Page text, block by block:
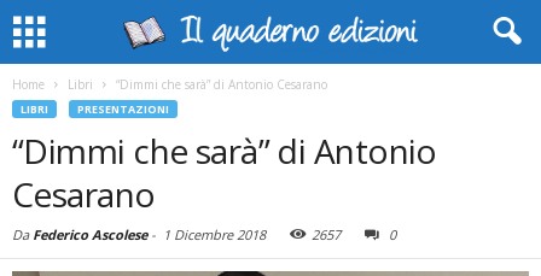
Home Libri “Dimmi che sarà” di Antonio Cesarano
LIBRI PRESENTAZIONI
“Dimmi che sarà” di Antonio
Cesarano
Da Federico Ascolese- 1 Dicembre 2018 2657 0